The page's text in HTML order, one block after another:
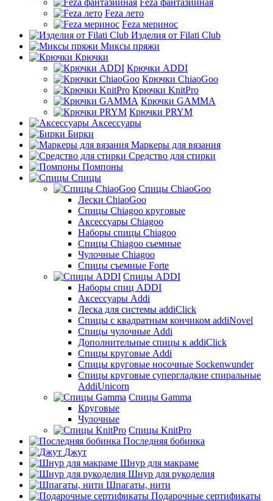
Feza фантазийная
Feza лето
Feza меринос
Изделия от Filati Club
Миксы пряжи
Крючки
Крючки ADDI
Крючки ChiaoGoo
Крючки KnitPro
Крючки GAMMA
Крючки PRYM
Аксессуары
Бирки
Маркеры для вязания
Средство для стирки
Помпоны
Спицы
Спицы ChiaoGoo
Лески ChiaoGoo
Cпицы Сhiagoo круговые
Аксессуары Chiagoo
Наборы спицы Chiagoo
Спицы Chiagoo сьемные
Чулочные Chiagoo
Спицы съемные Forte
Спицы ADDI
Наборы спиц ADDI
Аксессуары Addi
Леска для системы addiClick
Спицы с квадратным кончиком addiNovel
Спицы чулочные Addi
Дополнительные спицы к addiClick
Спицы круговые Addi
Спицы круговые носочные Sockenwunder
Спицы круговые супергладкие спиральные
AddiUnicorn
Спицы Gamma
Круговые
Чулочные
Спицы KnitPro
Последняя бобинка
Джут
Шнур для макраме
Шнур для рукоделия
Шпагаты, нити
Подарочные сертификаты